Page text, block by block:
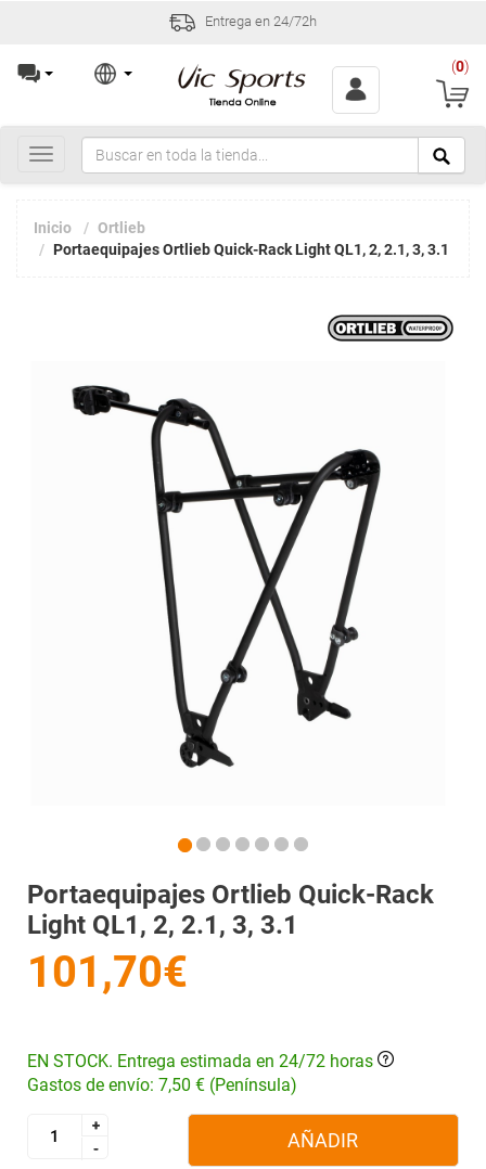
Entrega en 24/72h
(0)
Toggle
navigation
Inicio
Ortlieb
Portaequipajes Ortlieb Quick-Rack Light QL1, 2, 2.1, 3, 3.1
Portaequipajes Ortlieb Quick-Rack
Light QL1, 2, 2.1, 3, 3.1
101,70€
EN STOCK. Entrega estimada en 24/72 horas
Gastos de envío: 7,50 € (Península)
+
-
+
-
AÑADIR